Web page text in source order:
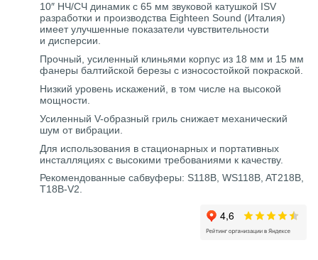
10″ НЧ/СЧ динамик с 65 мм звуковой катушкой ISV
разработки и производства Eighteen Sound (Италия)
имеет улучшенные показатели чувствительности
и дисперсии.
Прочный, усиленный клиньями корпус из 18 мм и 15 мм
фанеры балтийской березы с износостойкой покраской.
Низкий уровень искажений, в том числе на высокой
мощности.
Усиленный V-образный гриль снижает механический
шум от вибрации.
Для использования в стационарных и портативных
инсталляциях с высокими требованиями к качеству.
Рекомендованные сабвуферы: S118B, WS118B, AT218B,
T18B-V2.